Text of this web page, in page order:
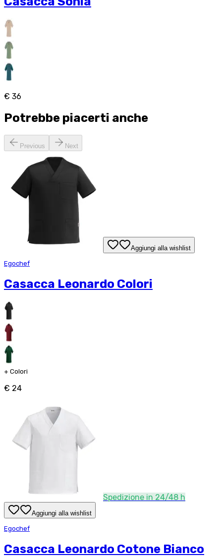
€ 36
Potrebbe piacerti anche
Previous Next
Aggiungi alla wishlist
Egochef
Casacca Leonardo Colori
+ Colori
€ 24
Spedizione in 24/48 h
Aggiungi alla wishlist
Egochef
Casacca Leonardo Cotone Bianco